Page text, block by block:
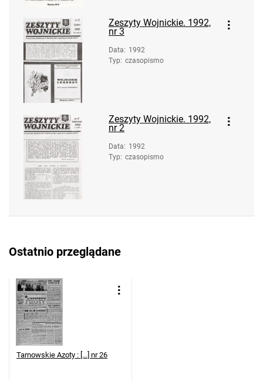
Zeszyty Wojnickie. 1992,
nr 3
Data: 1992
Typ: czasopismo
Zeszyty Wojnickie. 1992,
nr 2
Data: 1992
Typ: czasopismo
Ostatnio przeglądane
Tarnowskie Azoty : [...] nr 26